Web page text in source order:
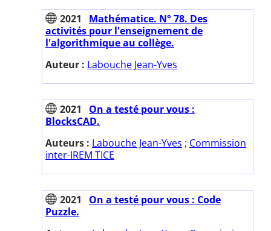
2021
Mathématice. N° 78. Des
activités pour l'enseignement de
l'algorithmique au collège.
Auteur : Labouche Jean-Yves
2021
On a testé pour vous :
BlocksCAD.
Auteurs : Labouche Jean-Yves ; Commission
inter-IREM TICE
2021
On a testé pour vous : Code
Puzzle.